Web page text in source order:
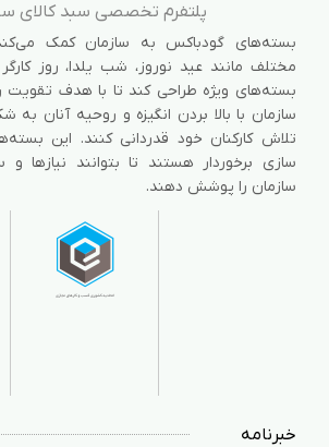
پلتفرم تخصصی سبد کالای
بسته‌های گودباکس به سازمان کمک
مختلف مانند عید نوروز، شب یلدا، روز
بسته‌های ویژه طراحی کند تا با هدف تقویت
سازمان با بالا بردن انگیزه و روحیه آنان به
تلاش کارکنان خود قدردانی کنند. این
سازی برخوردار هستند تا بتوانند
سازمان را پوشش دهند.
خبرنامه